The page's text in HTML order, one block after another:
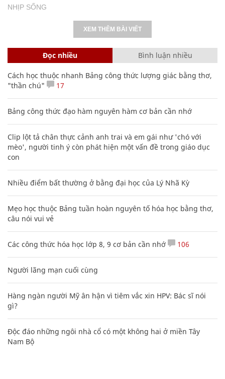
NHỊP SỐNG
XEM THÊM BÀI VIẾT
Đọc nhiều Bình luận nhiều
Cách học thuộc nhanh Bảng công thức lượng giác bằng thơ,
"thần chú"
17
Bảng công thức đạo hàm nguyên hàm cơ bản cần nhớ
Clip lột tả chân thực cảnh anh trai và em gái như 'chó với
mèo', người tinh ý còn phát hiện một vấn đề trong giáo dục
con
Nhiều điểm bất thường ở bằng đại học của Lý Nhã Kỳ
Mẹo học thuộc Bảng tuần hoàn nguyên tố hóa học bằng thơ,
câu nói vui vẻ
Các công thức hóa học lớp 8, 9 cơ bản cần nhớ 106
Người lãng mạn cuối cùng
Hàng ngàn người Mỹ ân hận vì tiêm vắc xin HPV: Bác sĩ nói
gì?
Độc đáo những ngôi nhà cổ có một không hai ở miền Tây
Nam Bộ